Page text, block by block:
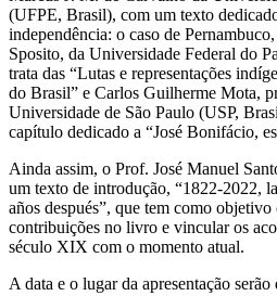
(UFPE, Brasil), com um texto
independência: o caso de
Sposito, da Universidade Federal do
trata das “Lutas e representações
do Brasil” e Carlos Guilherme Mota,
Universidade de São Paulo (USP,
capítulo dedicado a “José Bonifácio,
Ainda assim, o Prof. José Manuel
um texto de introdução, “1822-2022,
años después”, que tem como
contribuições no livro e vincular os
século XIX com o momento atual.
A data e o lugar da apresentação